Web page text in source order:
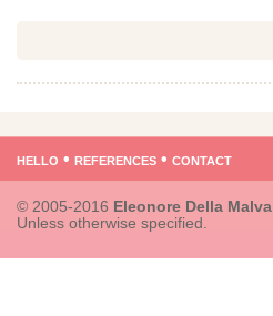
hello • references • contact
© 2005-2016 Eleonore Della Malva
Unless otherwise specified.